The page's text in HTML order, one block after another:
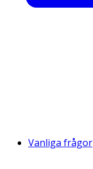
Vanliga frågor